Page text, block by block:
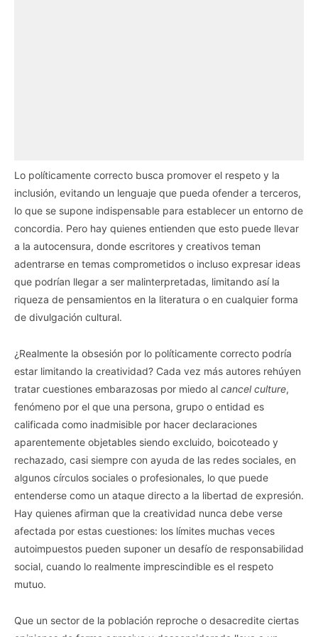
Lo políticamente correcto busca promover el respeto y la
inclusión, evitando un lenguaje que pueda ofender a terceros,
lo que se supone indispensable para establecer un entorno de
concordia. Pero hay quienes entienden que esto puede llevar
a la autocensura, donde escritores y creativos teman
adentrarse en temas comprometidos o incluso expresar ideas
que podrían llegar a ser malinterpretadas, limitando así la
riqueza de pensamientos en la literatura o en cualquier forma
de divulgación cultural.
¿Realmente la obsesión por lo políticamente correcto podría
estar limitando la creatividad? Cada vez más autores rehúyen
tratar cuestiones embarazosas por miedo al cancel culture,
fenómeno por el que una persona, grupo o entidad es
calificada como inadmisible por hacer declaraciones
aparentemente objetables siendo excluido, boicoteado y
rechazado, casi siempre con ayuda de las redes sociales, en
algunos círculos sociales o profesionales, lo que puede
entenderse como un ataque directo a la libertad de expresión.
Hay quienes afirman que la creatividad nunca debe verse
afectada por estas cuestiones: los límites muchas veces
autoimpuestos pueden suponer un desafío de responsabilidad
social, cuando lo realmente imprescindible es el respeto
mutuo.
Que un sector de la población reproche o desacredite ciertas